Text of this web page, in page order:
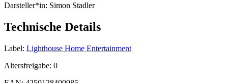
Darsteller*in: Simon Stadler
Technische Details
Label: Lighthouse Home Entertainment
Altersfreigabe: 0